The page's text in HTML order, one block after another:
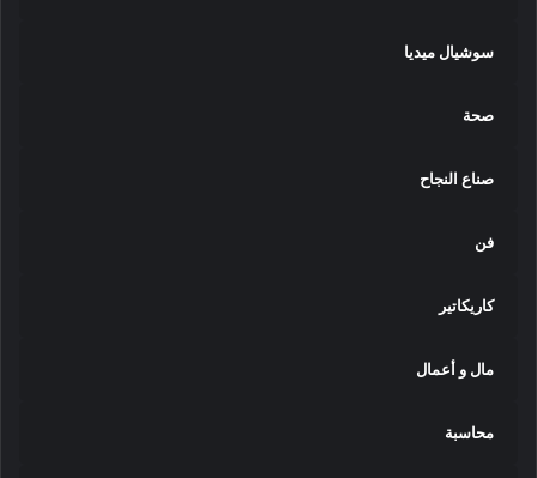
سوشيال ميديا
صحة
صناع النجاح
فن
كاريكاتير
مال و أعمال
محاسبة